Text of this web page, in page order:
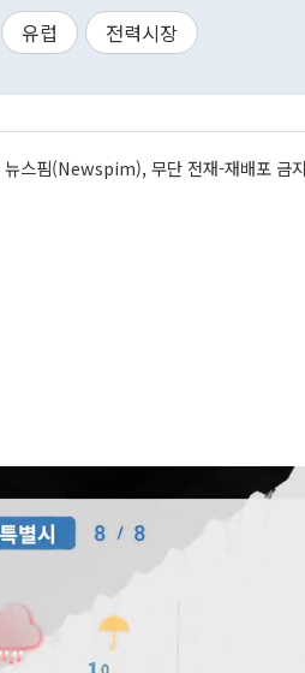
유럽 전력시장
뉴스핌(Newspim), 무단 전재-재배포 금